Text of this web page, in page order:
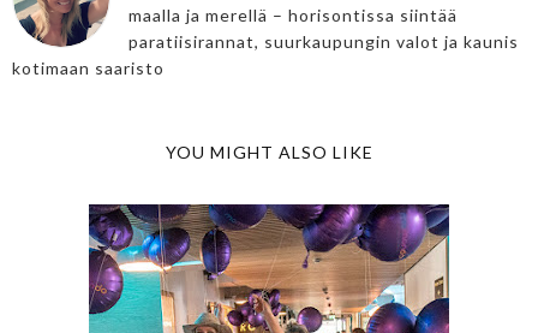
maalla ja merellä – horisontissa siintää
paratiisirannat, suurkaupungin valot ja kaunis
kotimaan saaristo
YOU MIGHT ALSO LIKE